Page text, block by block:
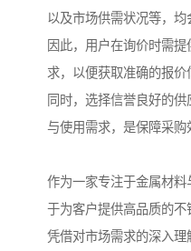
以及市场供需状况等，均
因此，用户在询价时需
求，以便获取准确的报价
同时，选择信誉良好的
与使用需求，是保障采购
作为一家专注于金属材
于为客户提供高品质的不
凭借对市场需求的深入